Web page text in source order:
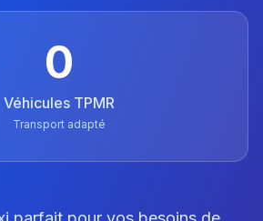
0
Véhicules TPMR
Transport adapté